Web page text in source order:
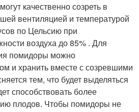
качественно созреть в
вентиляцией и температурой
по Цельсию при
воздуха до 85% . Для
помидоры можно
и хранить вместе с созревшими
тем, что будет выделяться
способствовать более
плодов. Чтобы помидоры не